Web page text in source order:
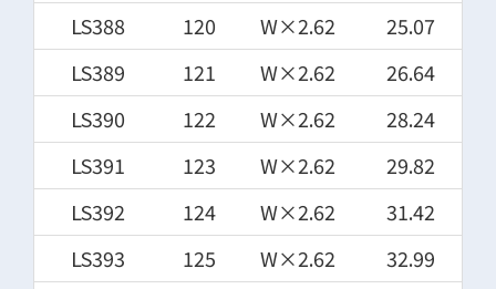
LS388 120 W×2.62
25.07
LS389
121 W×2.62
26.64
LS390
122 W×2.62
28.24
LS391
123 W×2.62
29.82
LS392
124 W×2.62
31.42
LS393
125 W×2.62
32.99